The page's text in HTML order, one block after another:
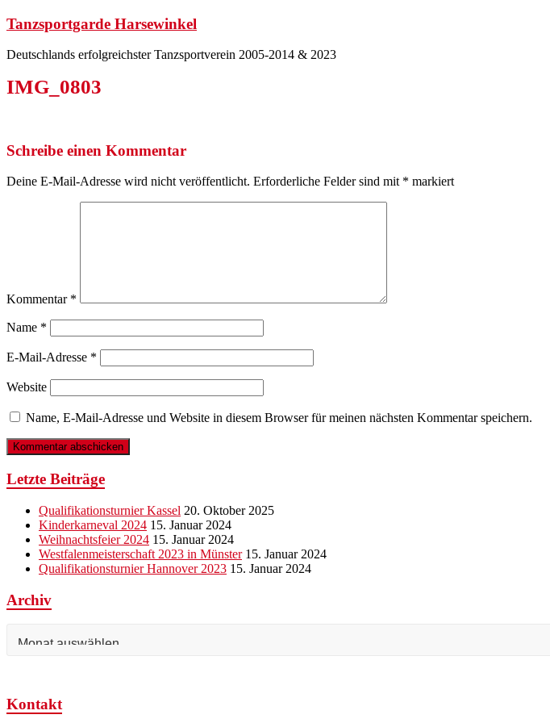
Zum
springen
Tanzsportgarde Harsewinkel
Deutschlands erfolgreichster Tanzsportverein 2005-2014 & 2023
IMG_0803
Schreibe einen Kommentar
Deine E-Mail-Adresse wird nicht veröffentlicht. Erforderliche Felder sind mit * markiert
Kommentar *
Name *
E-Mail-Adresse *
Website
Name, E-Mail-Adresse und Website in diesem Browser für meinen nächsten Kommentar speichern.
Letzte Beiträge
Qualifikationsturnier Kassel 20. Oktober 2025
Kinderkarneval 2024 15. Januar 2024
Weihnachtsfeier 2024 15. Januar 2024
Westfalenmeisterschaft 2023 in Münster 15. Januar 2024
Qualifikationsturnier Hannover 2023 15. Januar 2024
Archiv
Kontakt